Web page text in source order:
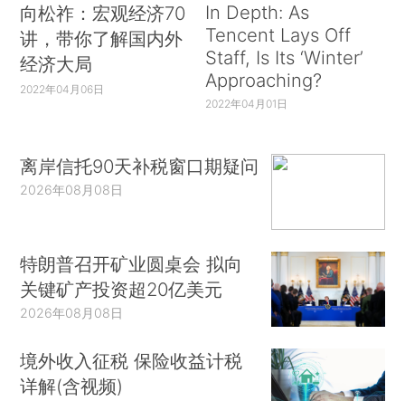
向松祚：宏观经济70
讲，带你了解国内外
经济大局
2022年04月06日
In Depth: As
Tencent Lays Off
Staff, Is Its ‘Winter’
Approaching?
2022年04月01日
离岸信托90天补税窗口期疑问
2026年08月08日
特朗普召开矿业圆桌会 拟向
关键矿产投资超20亿美元
2026年08月08日
境外收入征税 保险收益计税
详解(含视频)